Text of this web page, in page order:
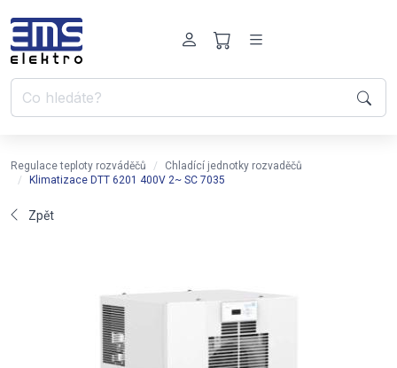
Regulace teploty rozváděčů
Chladící jednotky rozvaděčů
Klimatizace DTT 6201 400V 2~ SC 7035
Zpět